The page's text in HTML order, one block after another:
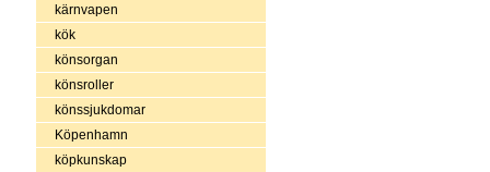
kärnvapen
kök
könsorgan
könsroller
könssjukdomar
Köpenhamn
köpkunskap